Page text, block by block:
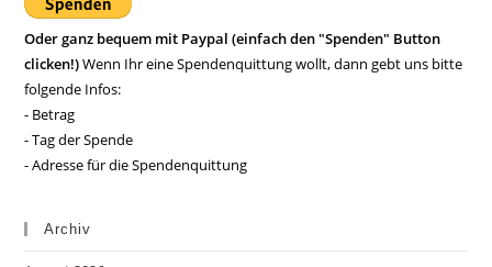
Oder ganz bequem mit Paypal (einfach den "Spenden" Button
clicken!)Wenn Ihr eine Spendenquittung wollt, dann gebt uns bitte
folgende Infos:
- Betrag
- Tag der Spende
- Adresse für die Spendenquittung
Archiv